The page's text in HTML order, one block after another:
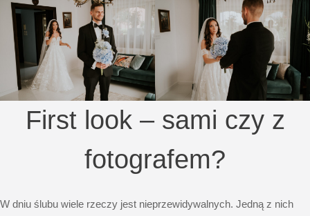
First look – sami czy z
fotografem?
W dniu ślubu wiele rzeczy jest nieprzewidywalnych. Jedną z nich